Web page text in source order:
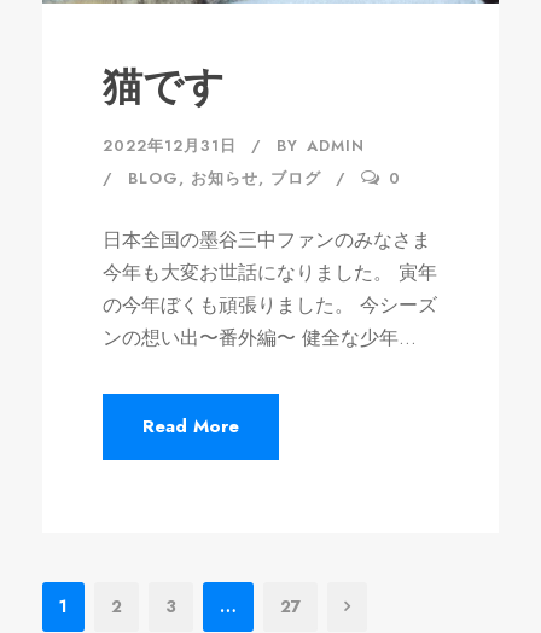
猫です
2022年12月31日 BY ADMIN
BLOG, お知らせ, ブログ 0
日本全国の墨谷三中ファンのみなさま
今年も大変お世話になりました。 寅年
の今年ぼくも頑張りました。 今シーズ
ンの想い出〜番外編〜 健全な少年...
Read More
1 2 3 … 27